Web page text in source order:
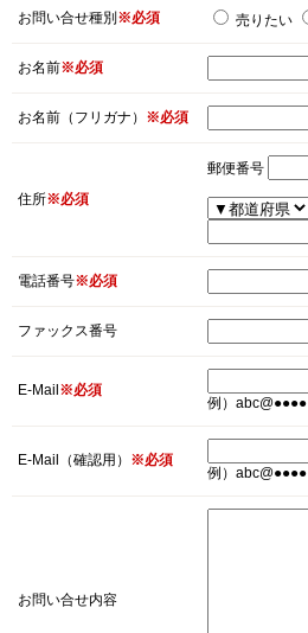
お問い合せ種別 ※必須 売りたい
お名前※必須
お名前（フリガナ） ※必須
住所※必須
郵便番号
電話番号※必須
ファックス番号
E-Mail ※必須
例）abc@●●●●
E-Mail（確認用） ※必須
例）abc@●●●●
お問い合せ内容